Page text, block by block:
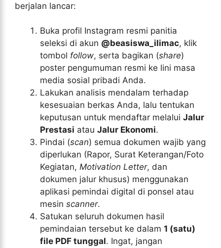
berjalan lancar:
Buka profil Instagram resmi panitia
seleksi di akun @beasiswa_ilimac, klik
tombol follow, serta bagikan (share)
poster pengumuman resmi ke lini masa
media sosial pribadi Anda.
Lakukan analisis mendalam terhadap
kesesuaian berkas Anda, lalu tentukan
keputusan untuk mendaftar melalui Jalur
Prestasi atau Jalur Ekonomi.
Pindai (scan) semua dokumen wajib yang
diperlukan (Rapor, Surat Keterangan/Foto
Kegiatan, Motivation Letter, dan
dokumen jalur khusus) menggunakan
aplikasi pemindai digital di ponsel atau
mesin scanner.
Satukan seluruh dokumen hasil
pemindaian tersebut ke dalam 1 (satu)
file PDF tunggal. Ingat, jangan